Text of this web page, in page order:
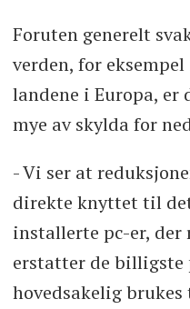
Foruten generelt
verden, for
landene i Europa,
mye av skylda for
- Vi ser at
direkte knyttet til
installerte pc-er,
erstatter de billigste
hovedsakelig